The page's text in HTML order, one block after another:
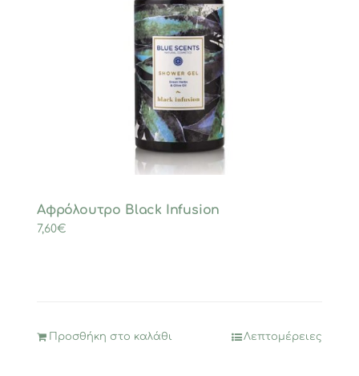
Αφρόλουτρο Black Infusion
7,60€
Προσθήκη στο καλάθι Λεπτομέρειες